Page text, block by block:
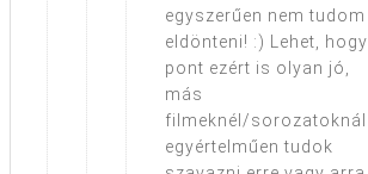
egyszerűen nem tudom
eldönteni! :) Lehet, hogy
pont ezért is olyan jó,
más
filmeknél/sorozatoknál
egyértelműen tudok